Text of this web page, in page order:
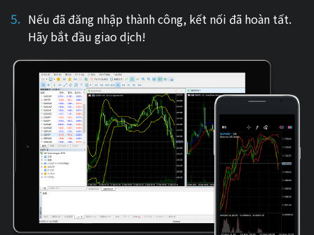
Nếu đã đăng nhập thành công, kết nối đã hoàn tất.
Hãy bắt đầu giao dịch!